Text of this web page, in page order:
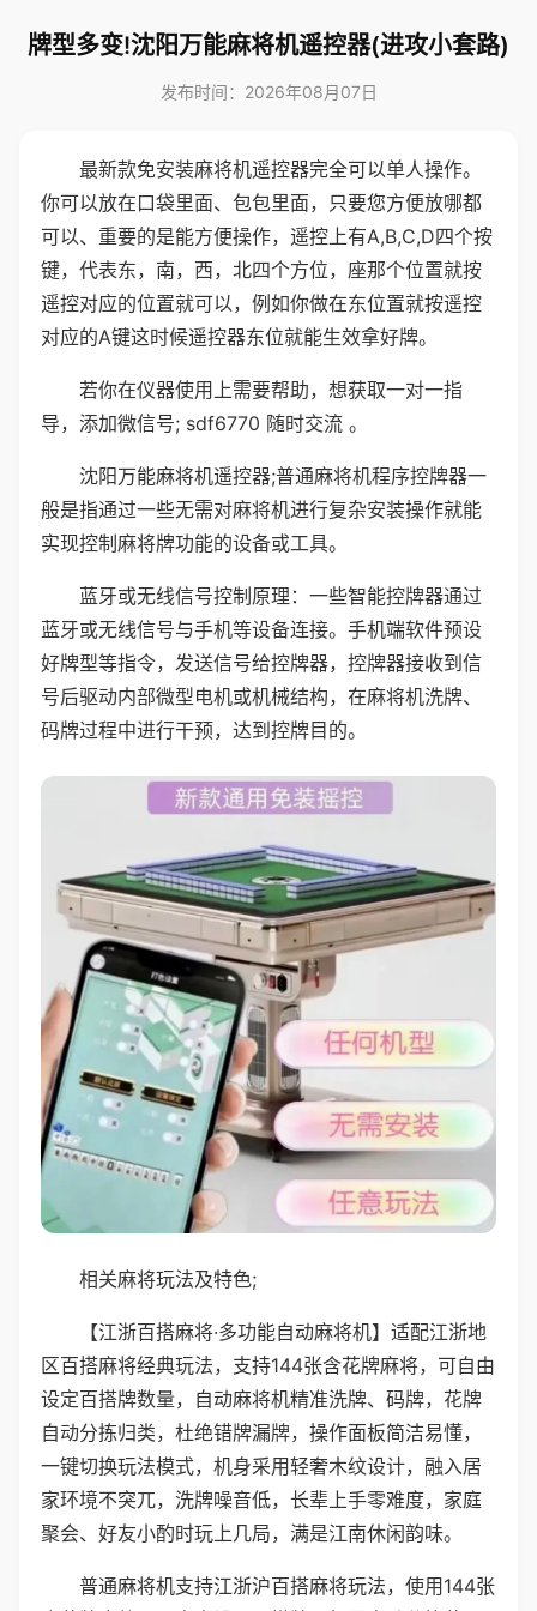
牌型多变!沈阳万能麻将机遥控器(进攻小套路)
发布时间：2026年08月07日
最新款免安装麻将机遥控器完全可以单人操作。
你可以放在口袋里面、包包里面，只要您方便放哪都
可以、重要的是能方便操作，遥控上有A,B,C,D四个按
键，代表东，南，西，北四个方位，座那个位置就按
遥控对应的位置就可以，例如你做在东位置就按遥控
对应的A键这时候遥控器东位就能生效拿好牌。
若你在仪器使用上需要帮助，想获取一对一指
导，添加微信号; sdf6770 随时交流 。
沈阳万能麻将机遥控器;普通麻将机程序控牌器一
般是指通过一些无需对麻将机进行复杂安装操作就能
实现控制麻将牌功能的设备或工具。
蓝牙或无线信号控制原理：一些智能控牌器通过
蓝牙或无线信号与手机等设备连接。手机端软件预设
好牌型等指令，发送信号给控牌器，控牌器接收到信
号后驱动内部微型电机或机械结构，在麻将机洗牌、
码牌过程中进行干预，达到控牌目的。
相关麻将玩法及特色;
【江浙百搭麻将·多功能自动麻将机】适配江浙地
区百搭麻将经典玩法，支持144张含花牌麻将，可自由
设定百搭牌数量，自动麻将机精准洗牌、码牌，花牌
自动分拣归类，杜绝错牌漏牌，操作面板简洁易懂，
一键切换玩法模式，机身采用轻奢木纹设计，融入居
家环境不突兀，洗牌噪音低，长辈上手零难度，家庭
聚会、好友小酌时玩上几局，满是江南休闲韵味。
普通麻将机支持江浙沪百搭麻将玩法，使用144张